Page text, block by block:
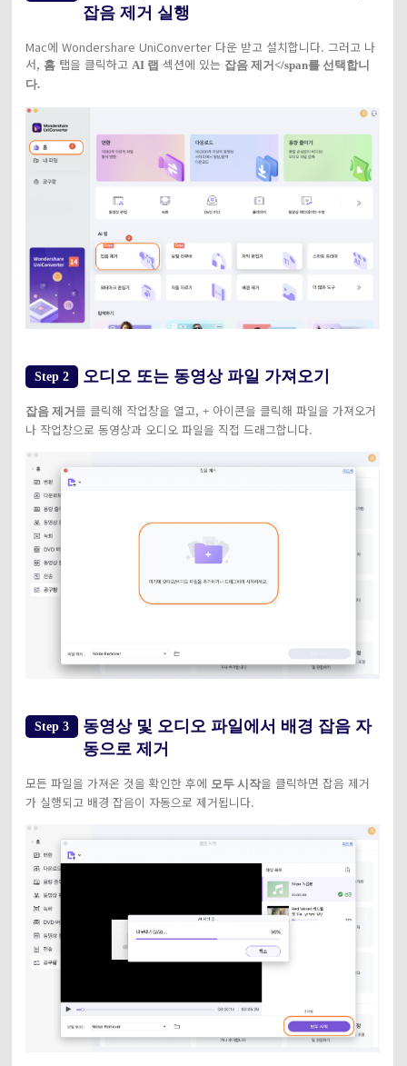
잡음 제거 실행
Mac에 Wondershare UniConverter 다운 받고 설치합니다. 그러고 나
서, 홈탭을 클릭하고 AI 랩 섹션에 있는 잡음 제거</span를 선택합니
다.
Step 2 오디오 또는 동영상 파일 가져오기
잡음 제거 를 클릭해 작업창을 열고, +아이콘을 클릭해 파일을 가져오거
나 작업창으로 동영상과 오디오 파일을 직접 드래그합니다.
Step 3
동영상 및 오디오 파일에서 배경 잡음 자
동으로 제거
모든 파일을 가져온 것을 확인한 후에 모두 시작을 클릭하면 잡음 제거
가 실행되고 배경 잡음이 자동으로 제거됩니다.